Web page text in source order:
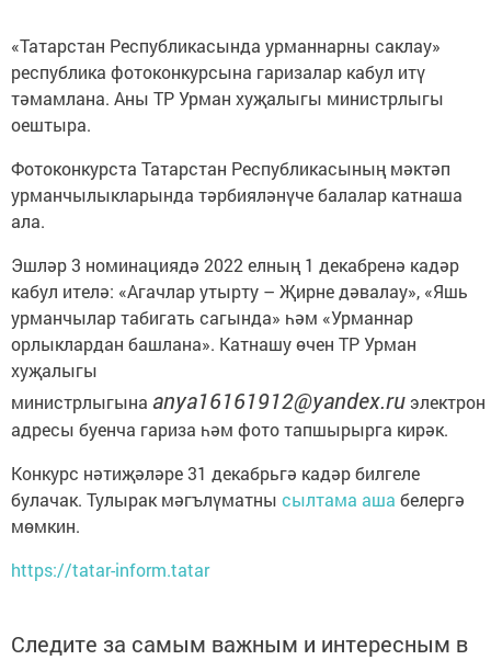
«Татарстан Республикасында урманнарны саклау»
республика фотоконкурсына гаризалар кабул итү
тәмамлана. Аны ТР Урман хуҗалыгы министрлыгы
оештыра.
Фотоконкурста Татарстан Республикасының мәктәп
урманчылыкларында тәрбияләнүче балалар катнаша
ала.
Эшләр 3 номинациядә 2022 елның 1 декабренә кадәр
кабул ителә: «Агачлар утырту – Җирне дәвалау», «Яшь
урманчылар табигать сагында» һәм «Урманнар
орлыклардан башлана». Катнашу өчен ТР Урман
хуҗалыгы
министрлыгына anya16161912@yandex.ru электрон
адресы буенча гариза һәм фото тапшырырга кирәк.
Конкурс нәтиҗәләре 31 декабрьгә кадәр билгеле
булачак. Тулырак мәгълүматны сылтама аша белергә
мөмкин.
https://tatar-inform.tatar
Следите за самым важным и интересным в